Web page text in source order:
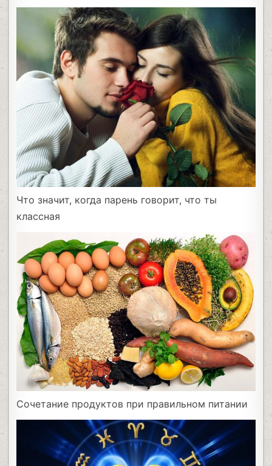
Что значит, когда парень говорит, что ты
классная
Сочетание продуктов при правильном питании